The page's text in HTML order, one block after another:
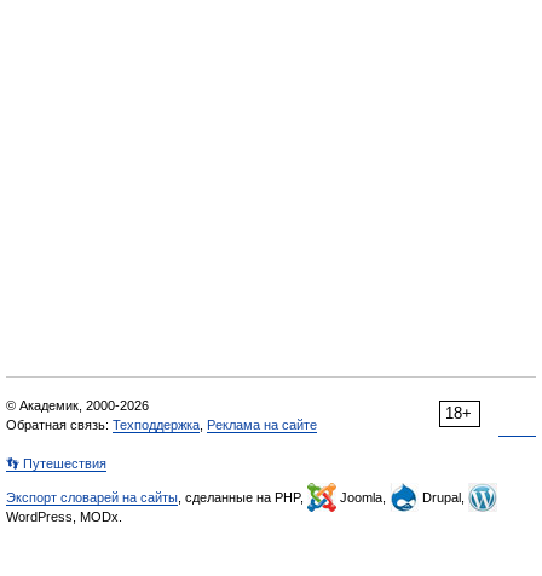
18+
© Академик, 2000-2026
Обратная связь: Техподдержка Реклама на сайте
👣 Путешествия
Экспорт словарей на сайты , сделанные на PHP, Joomla,
Drupal,
WordPress, MODx.